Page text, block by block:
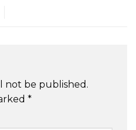
not be published.
*